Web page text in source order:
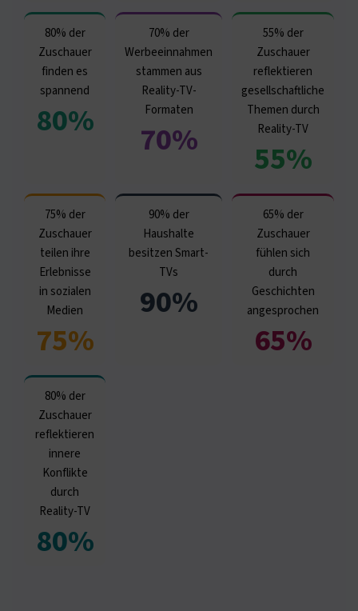
80% der
Zuschauer
finden es
spannend
80%
70% der
Werbeeinnahmen
stammen aus
Reality-TV-
Formaten
70%
55% der
Zuschauer
reflektieren
gesellschaftliche
Themen durch
Reality-TV
55%
75% der
Zuschauer
teilen ihre
Erlebnisse
in sozialen
Medien
75%
90% der
Haushalte
besitzen Smart-
TVs
90%
65% der
Zuschauer
fühlen sich
durch
Geschichten
angesprochen
65%
80% der
Zuschauer
reflektieren
innere
Konflikte
durch
Reality-TV
80%